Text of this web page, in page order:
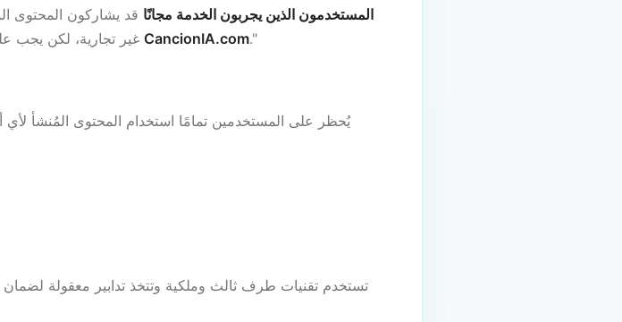
المستخدمون الذين يجربون الخدمة مجانًا قد يشاركون المحتوى
CancionIA.com."
يُحظر على المستخدمين تمامًا استخدام المحتوى المُنشأ